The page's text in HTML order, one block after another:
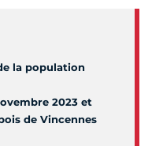
la population
2023 et
de Vincennes